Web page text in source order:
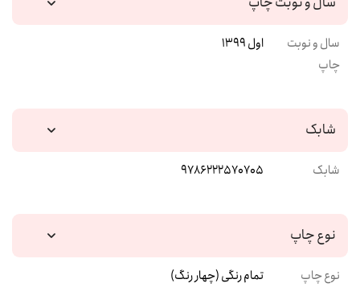
سال و نوبت
چاپ
اول 1399
شابک
شابک 9786222570705
نوع چاپ
نوع چاپ تمام رنگی (چهار رنگ)